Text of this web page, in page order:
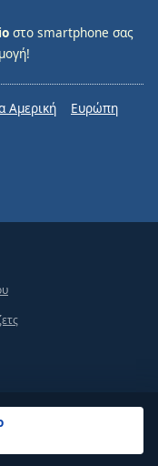
στο smartphone σας
Αμερική
Ευρώπη